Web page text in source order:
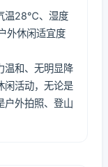
温28℃、湿度
外休闲适宜度
温和、无明显降
闲活动，无论是
户外拍照、登山